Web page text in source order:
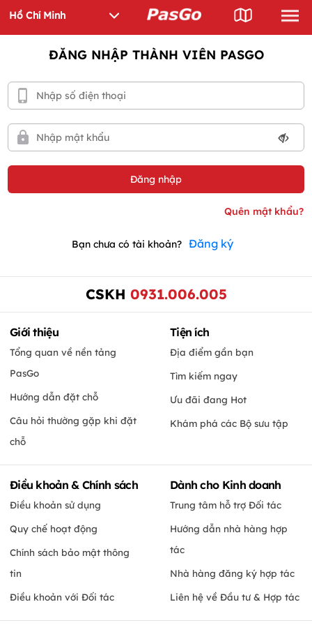
ĐĂNG NHẬP THÀNH VIÊN PASGO
Bạn chưa có tài khoản? Đăng ký
CSKH 0931.006.005
Giới thiệu
Tổng quan về nền tảng
PasGo
Hướng dẫn đặt chỗ
Câu hỏi thường gặp khi đặt
chỗ
Tiện ích
Địa điểm gần bạn
Tìm kiếm ngay
Ưu đãi đang Hot
Khám phá các Bộ sưu tập
Điều khoản & Chính sách
Điều khoản sử dụng
Quy chế hoạt động
Chính sách bảo mật thông
tin
Điều khoản với Đối tác
Dành cho Kinh doanh
Trung tâm hỗ trợ Đối tác
Hướng dẫn nhà hàng hợp
tác
Nhà hàng đăng ký hợp tác
Liên hệ về Đầu tư & Hợp tác